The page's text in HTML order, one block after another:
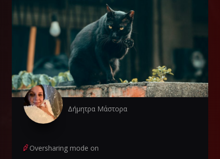
Δήμητρα Μάστορα
Oversharing mode on